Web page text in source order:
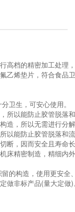
档的精密加工处理
乙烯垫片，符合食品
生，可安心使用。
以能防止胶管脱落
，所以无需进行分
能防止胶管脱落和
，因而安全且寿命
精密制造，精细内
构造，使用更安全
做非标产品(量大定做)